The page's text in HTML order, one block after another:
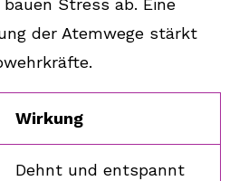
Stress ab. Eine
der Atemwege stärkt
Wirkung
Dehnt und entspannt